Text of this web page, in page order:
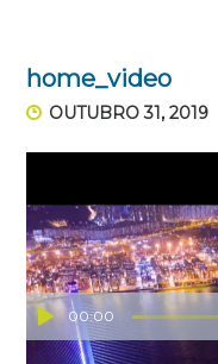
home_video
OUTUBRO 31, 2019
vídeo
00:00